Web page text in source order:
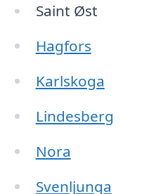
Saint Øst
Hagfors
Karlskoga
Lindesberg
Nora
Svenljunga